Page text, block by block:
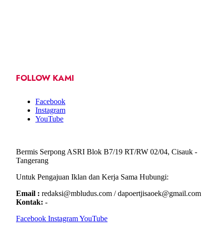
FOLLOW KAMI
Facebook
Instagram
YouTube
Bermis Serpong ASRI Blok B7/19 RT/RW 02/04, Cisauk -
Tangerang
Untuk Pengajuan Iklan dan Kerja Sama Hubungi:
Email : redaksi@mbludus.com / dapoertjisaoek@gmail.com
Kontak: -
Facebook InstagramYouTube